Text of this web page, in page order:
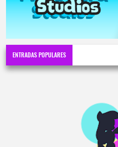
ENTRADAS POPULARES